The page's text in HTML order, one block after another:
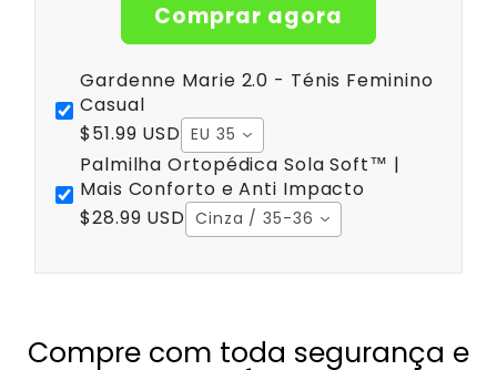
Comprar agora
Gardenne Marie 2.0 - Ténis Feminino
Casual
$51.99 USD EU 35
Palmilha Ortopédica Sola Soft™ |
Mais Conforto e Anti Impacto
$28.99 USD Cinza / 35-36
Compre com toda segurança e